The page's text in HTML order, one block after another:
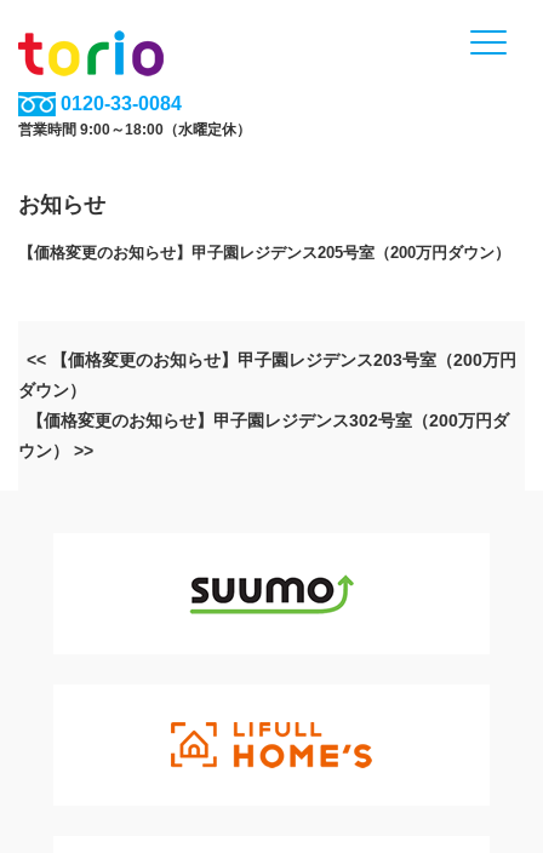
0120-33-0084
営業時間 9:00～18:00（水曜定休）
お知らせ
【価格変更のお知らせ】甲子園レジデンス205号室（200万円ダウン）
<< 【価格変更のお知らせ】甲子園レジデンス203号室（200万円
ダウン）
【価格変更のお知らせ】甲子園レジデンス302号室（200万円ダ
ウン） >>